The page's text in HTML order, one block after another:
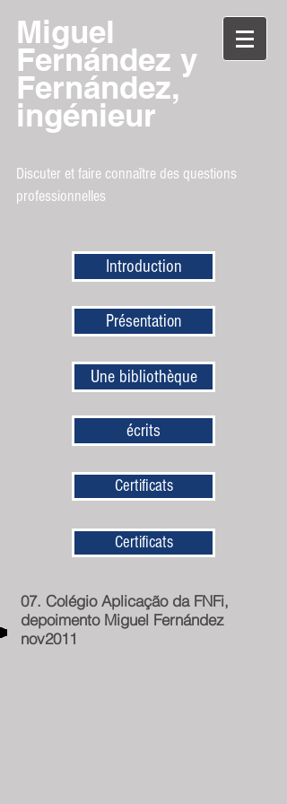
Miguel
Fernández y
Fernández,
ingénieur
Discuter et faire connaître des questions
professionnelles
Introduction
Présentation
Une bibliothèque
écrits
Certificats
Certificats
07. Colégio Aplicação da FNFi,
depoimento Miguel Fernández
nov2011